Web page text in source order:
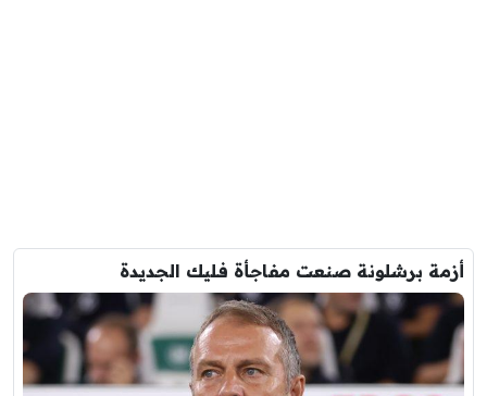
أزمة برشلونة صنعت مفاجأة فليك الجديدة